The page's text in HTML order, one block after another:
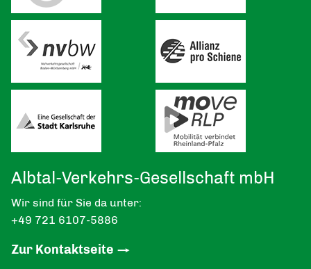
Albtal-Verkehrs-Gesellschaft mbH
Wir sind für Sie da unter:
+49 721 6107-5886
Zur Kontaktseite